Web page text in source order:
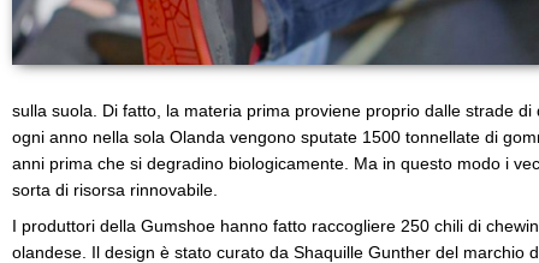
sulla suola. Di fatto, la materia prima proviene proprio dalle strade
ogni anno nella sola Olanda vengono sputate 1500 tonnellate di
anni prima che si degradino biologicamente. Ma in questo modo i
sorta di risorsa rinnovabile.
I produttori della Gumshoe hanno fatto raccogliere 250 chili di
olandese. Il design è stato curato da Shaquille Gunther del marchio